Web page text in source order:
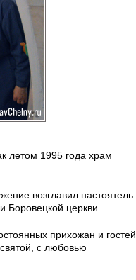
летом 1995 года храм
возглавил настоятель
Боровецкой церкви.
прихожан и гостей
с любовью